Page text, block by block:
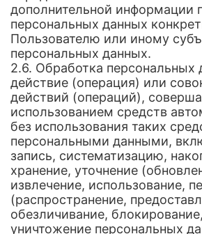
дополнительной информации
персональных данных
Пользователю или иному
персональных данных.
2.6. Обработка персональных
действие (операция) или
действий (операций),
использованием средств
без использования таких
персональными данными,
запись, систематизацию,
хранение, уточнение
извлечение, использование,
(распространение,
обезличивание,
уничтожение персональных